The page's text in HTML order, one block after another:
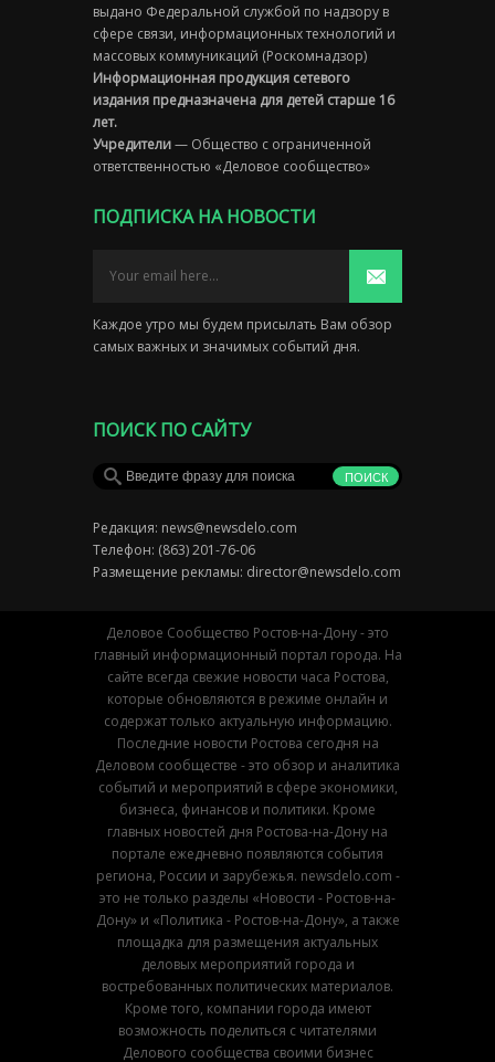
выдано Федеральной службой по надзору в
сфере связи, информационных технологий и
массовых коммуникаций (Роскомнадзор)
Информационная продукция сетевого
издания предназначена для детей старше 16
лет.
Учредители— Общество с ограниченной
ответственностью «Деловое сообщество»
ПОДПИСКА НА НОВОСТИ
Каждое утро мы будем присылать Вам обзор
самых важных и значимых событий дня.
ПОИСК ПО САЙТУ
Редакция: news@newsdelo.com
Телефон: (863) 201-76-06
Размещение рекламы: director@newsdelo.com
Деловое Сообщество Ростов-на-Дону - это
главный информационный портал города. На
сайте всегда свежие новости часа Ростова,
которые обновляются в режиме онлайн и
содержат только актуальную информацию.
Последние новости Ростова сегодня на
Деловом сообществе - это обзор и аналитика
событий и мероприятий в сфере экономики,
бизнеса, финансов и политики. Кроме
главных новостей дня Ростова-на-Дону на
портале ежедневно появляются события
региона, России и зарубежья. newsdelo.com -
это не только разделы «Новости - Ростов-на-
Дону» и «Политика - Ростов-на-Дону», а также
площадка для размещения актуальных
деловых мероприятий города и
востребованных политических материалов.
Кроме того, компании города имеют
возможность поделиться с читателями
Делового сообщества своими бизнес